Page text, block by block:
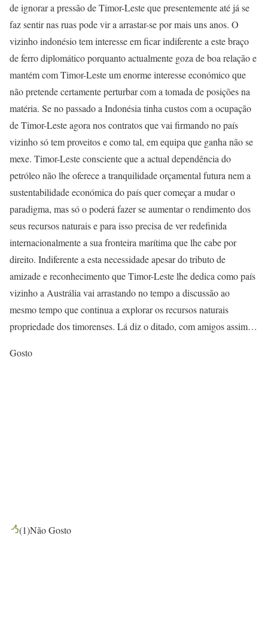
de ignorar a pressão de Timor-Leste que presentemente até já se
faz sentir nas ruas pode vir a arrastar-se por mais uns anos. O
vizinho indonésio tem interesse em ficar indiferente a este braço
de ferro diplomático porquanto actualmente goza de boa relação e
mantém com Timor-Leste um enorme interesse económico que
não pretende certamente perturbar com a tomada de posições na
matéria. Se no passado a Indonésia tinha custos com a ocupação
de Timor-Leste agora nos contratos que vai firmando no país
vizinho só tem proveitos e como tal, em equipa que ganha não se
mexe. Timor-Leste consciente que a actual dependência do
petróleo não lhe oferece a tranquilidade orçamental futura nem a
sustentabilidade económica do país quer começar a mudar o
paradigma, mas só o poderá fazer se aumentar o rendimento dos
seus recursos naturais e para isso precisa de ver redefinida
internacionalmente a sua fronteira marítima que lhe cabe por
direito. Indiferente a esta necessidade apesar do tributo de
amizade e reconhecimento que Timor-Leste lhe dedica como país
vizinho a Austrália vai arrastando no tempo a discussão ao
mesmo tempo que continua a explorar os recursos naturais
propriedade dos timorenses. Lá diz o ditado, com amigos assim…
Gosto
(1)Não Gosto